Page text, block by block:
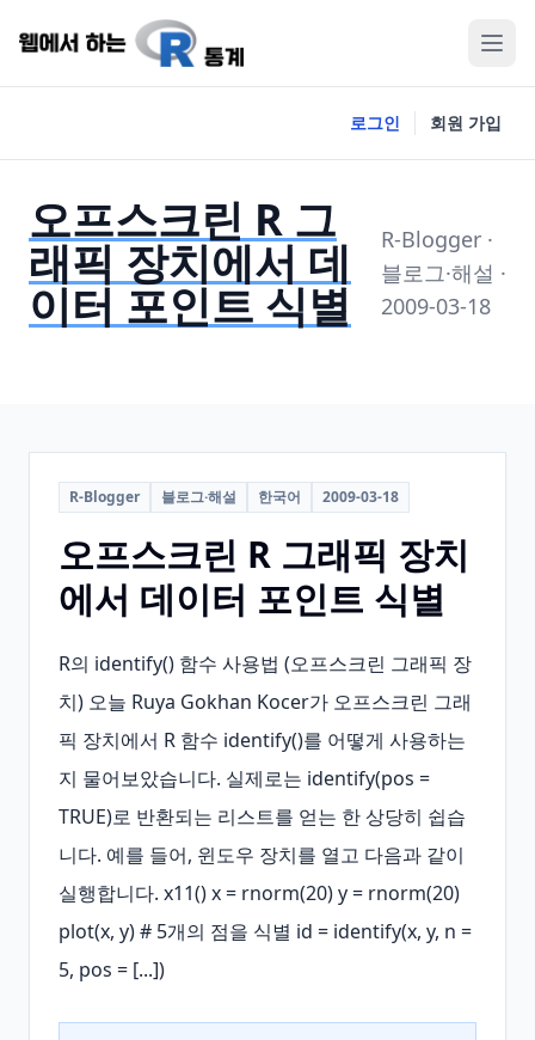
로그인 회원 가입
오프스크린 R 그
래픽 장치에서 데
이터 포인트 식별
R-Blogger ·
블로그·해설 ·
2009-03-18
R-Blogger 블로그·해설 한국어 2009-03-18
오프스크린 R 그래픽 장치
에서 데이터 포인트 식별
R의 identify() 함수 사용법 (오프스크린 그래픽 장
치) 오늘 Ruya Gokhan Kocer가 오프스크린 그래
픽 장치에서 R 함수 identify()를 어떻게 사용하는
지 물어보았습니다. 실제로는 identify(pos =
TRUE)로 반환되는 리스트를 얻는 한 상당히 쉽습
니다. 예를 들어, 윈도우 장치를 열고 다음과 같이
실행합니다. x11() x = rnorm(20) y = rnorm(20)
plot(x, y) # 5개의 점을 식별 id = identify(x, y, n =
5, pos = [...])